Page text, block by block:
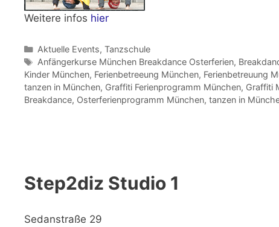
Weitere infos hier
Kategorien
Aktuelle Events, Tanzschule
Schlagwörter
Anfängerkurse München Breakdance Osterferien,
Kinder München, Ferienbetreeung München, Ferienbetreuung
tanzen in München, Graffiti Ferienprogramm München, Graffiti
Breakdance, Osterferienprogramm München, tanzen in
Step2diz Studio 1
Sedanstraße 29